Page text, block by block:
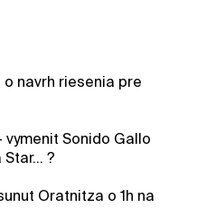
navrh riesenia pre
vymenit Sonido Gallo
?
Oratnitza o 1h na